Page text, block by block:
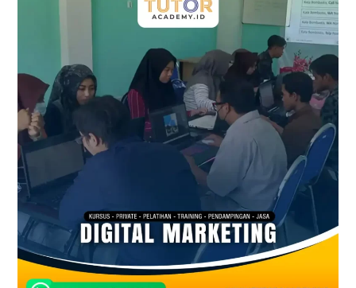
3471-
1133,
Kursus
Digital
Marketing
Kota
Pasuruan,
TutorAcademy.id